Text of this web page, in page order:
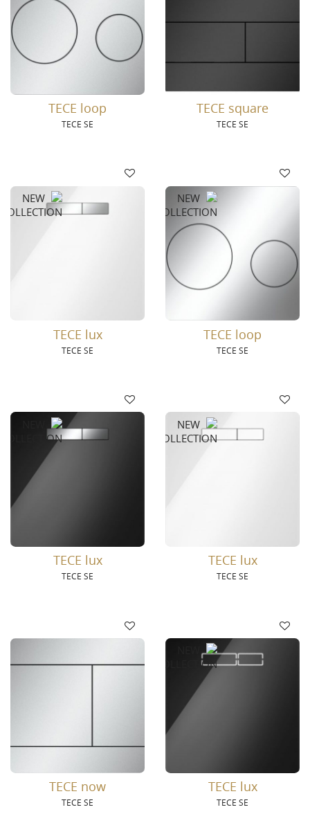
TECE square
TECE SE
TECE loop
TECE SE
TECE loop
TECE SE
TECE lux
TECE SE
TECE lux
TECE SE
TECE lux
TECE SE
TECE lux
TECE SE
TECE now
TECE SE